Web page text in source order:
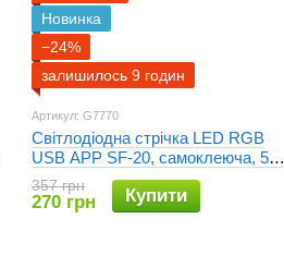
Новинка
−24%
залишилось 9 годин
Артикул: G7770
Світлодіодна стрічка LED RGB
USB APP SF-20, самоклеюча, 5 м,
з пультом ДУ, на 300 діодів
357 грн
270 грн Купити